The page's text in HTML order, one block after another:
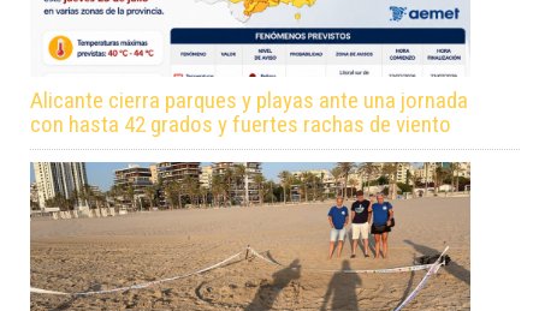
Alicante cierra parques y playas ante una jornada
con hasta 42 grados y fuertes rachas de viento